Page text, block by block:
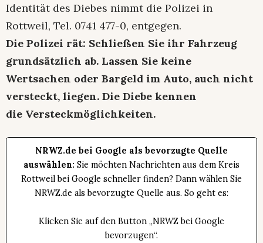
Identität des Diebes nimmt die Polizei in
Rottweil, Tel. 0741 477-0, entgegen.
Die Polizei rät: Schließen Sie ihr Fahrzeug
grundsätzlich ab. Lassen Sie keine
Wertsachen oder Bargeld im Auto, auch nicht
versteckt, liegen. Die Diebe kennen
die Versteckmöglichkeiten.
NRWZ.de bei Google als bevorzugte Quelle
auswählen: Sie möchten Nachrichten aus dem Kreis
Rottweil bei Google schneller finden? Dann wählen Sie
NRWZ.de als bevorzugte Quelle aus. So geht es:
Klicken Sie auf den Button „NRWZ bei Google
bevorzugen“.